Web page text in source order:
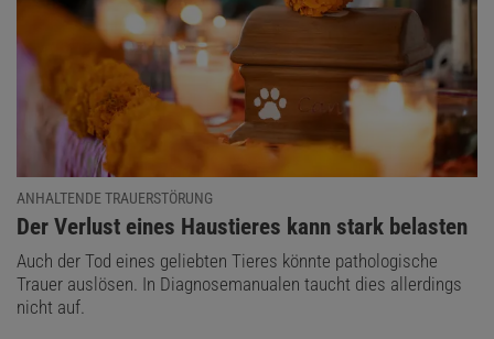
ANHALTENDE TRAUERSTÖRUNG
:
Der Verlust eines Haustieres kann stark belasten
Auch der Tod eines geliebten Tieres könnte pathologische
Trauer auslösen. In Diagnosemanualen taucht dies allerdings
nicht auf.